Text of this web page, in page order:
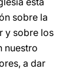
sobre la
y sobre los
nuestro
a dar